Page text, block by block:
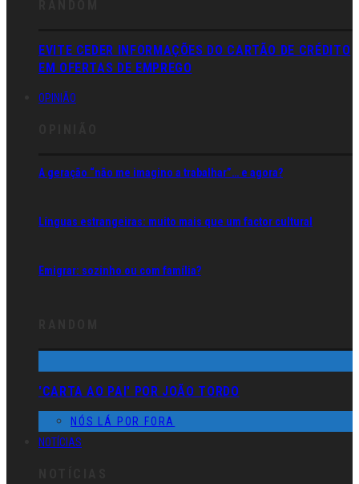
EVITE CEDER INFORMAÇÕES DO CARTÃO DE CRÉDITO
EM OFERTAS DE EMPREGO
OPINIÃO
A geração “não me imagino a trabalhar”… e agora?
Línguas estrangeiras: muito mais que um factor cultural
Emigrar: sozinho ou com família?
'CARTA AO PAI' POR JOÃO TORDO
NÓS LÁ POR FORA
NOTÍCIAS